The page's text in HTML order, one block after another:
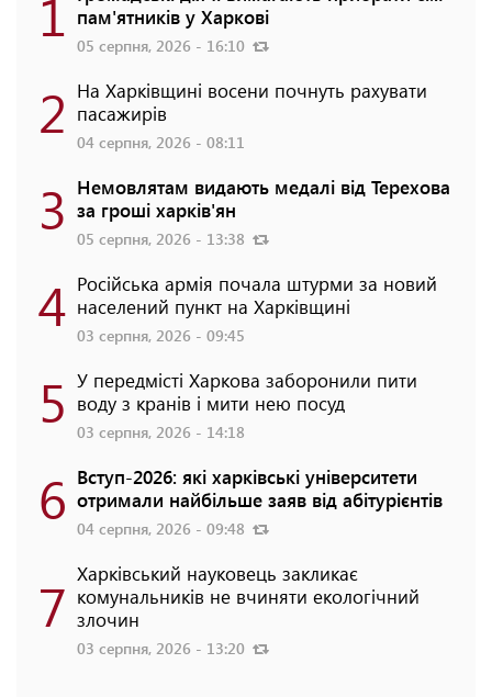
пам'ятників у Харкові
05 серпня, 2026 - 16:10
2 На Харківщині восени почнуть рахувати
пасажирів
04 серпня, 2026 - 08:11
3 Немовлятам видають медалі від Терехова
за гроші харків'ян
05 серпня, 2026 - 13:38
4 Російська армія почала штурми за новий
населений пункт на Харківщині
03 серпня, 2026 - 09:45
5 У передмісті Харкова заборонили пити
воду з кранів і мити нею посуд
03 серпня, 2026 - 14:18
6 Вступ-2026: які харківські університети
отримали найбільше заяв від абітурієнтів
04 серпня, 2026 - 09:48
7 Харківський науковець закликає
комунальників не вчиняти екологічний
злочин
03 серпня, 2026 - 13:20